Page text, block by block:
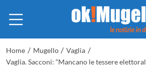
Home / Mugello / Vaglia /
Vaglia. Sacconi: “Mancano le tessere